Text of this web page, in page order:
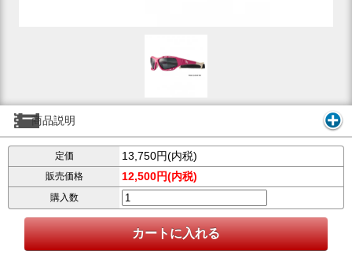
商品説明
定価 13,750円(内税)
販売価格 12,500円(内税)
購入数